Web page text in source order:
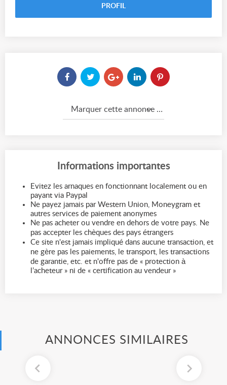
PROFIL
Marquer cette annonce comme...
Informations importantes
Evitez les arnaques en fonctionnant localement ou en
payant via Paypal
Ne payez jamais par Western Union, Moneygram et
autres services de paiement anonymes
Ne pas acheter ou vendre en dehors de votre pays. Ne
pas accepter les chèques des pays étrangers
Ce site n'est jamais impliqué dans aucune transaction, et
ne gère pas les paiements, le transport, les transactions
de garantie, etc. et n'offre pas de « protection à
l’acheteur » ni de « certification au vendeur »
ANNONCES SIMILAIRES